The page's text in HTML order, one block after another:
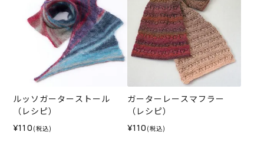
ルッソガーターストール
（レシピ）
¥110 (税込)
ガーターレースマフラー
（レシピ）
¥110 (税込)